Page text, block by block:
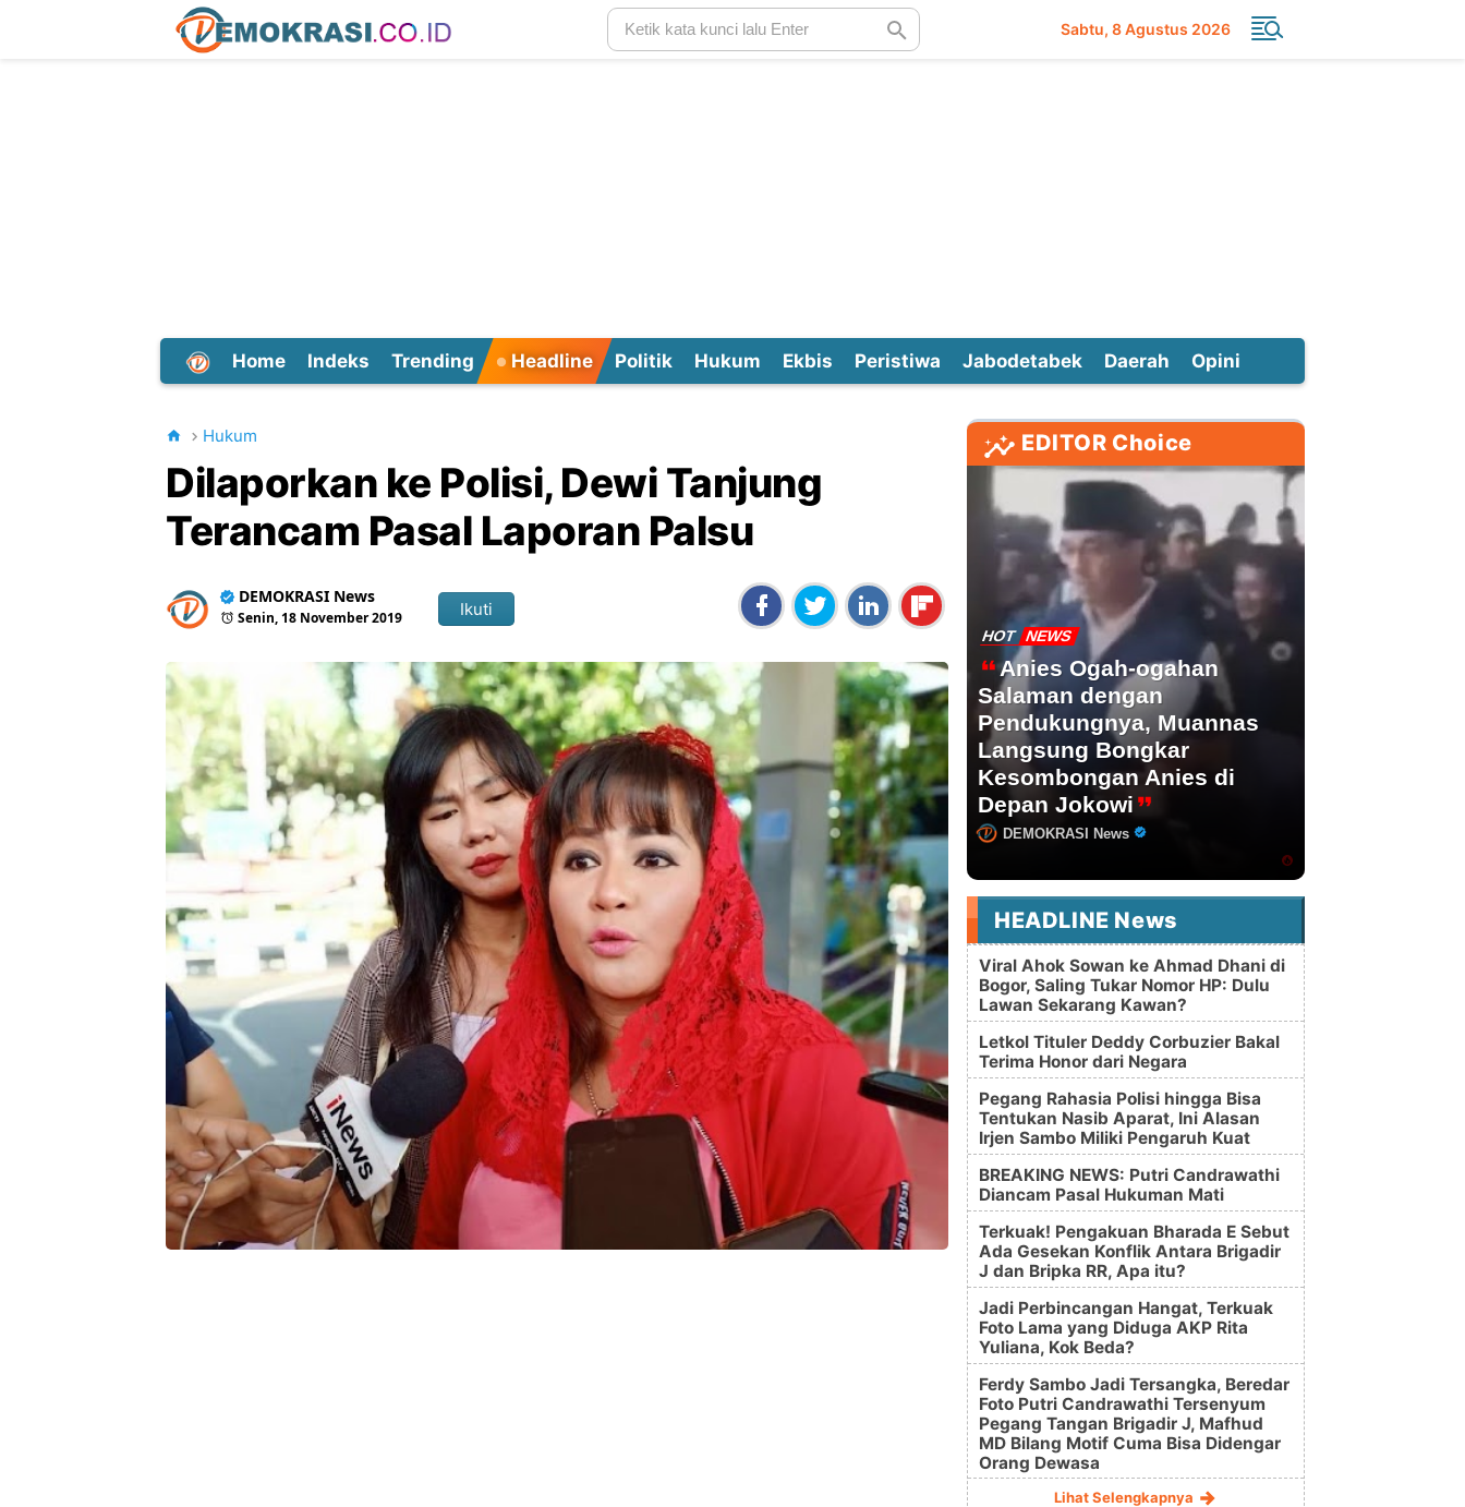
Sabtu 8 Agustus 2026
Home Indeks Trending Headline Politik Hukum Ekbis Peristiwa Jabodetabek Daerah Opini
Hukum
Dilaporkan ke Polisi, Dewi Tanjung
Terancam Pasal Laporan Palsu
DEMOKRASI News
Senin, 18 November 2019 Ikuti
EDITOR Choice
HOT NEWS
Anies Ogah-ogahan
Salaman dengan
Pendukungnya, Muannas
Langsung Bongkar
Kesombongan Anies di
Depan Jokowi
DEMOKRASI News
HEADLINE News
Viral Ahok Sowan ke Ahmad Dhani di
Bogor, Saling Tukar Nomor HP: Dulu
Lawan Sekarang Kawan?
Letkol Tituler Deddy Corbuzier Bakal
Terima Honor dari Negara
Pegang Rahasia Polisi hingga Bisa
Tentukan Nasib Aparat, Ini Alasan
Irjen Sambo Miliki Pengaruh Kuat
BREAKING NEWS: Putri Candrawathi
Diancam Pasal Hukuman Mati
Terkuak! Pengakuan Bharada E Sebut
Ada Gesekan Konflik Antara Brigadir
J dan Bripka RR, Apa itu?
Jadi Perbincangan Hangat, Terkuak
Foto Lama yang Diduga AKP Rita
Yuliana, Kok Beda?
Ferdy Sambo Jadi Tersangka, Beredar
Foto Putri Candrawathi Tersenyum
Pegang Tangan Brigadir J, Mafhud
MD Bilang Motif Cuma Bisa Didengar
Orang Dewasa
Lihat Selengkapnya